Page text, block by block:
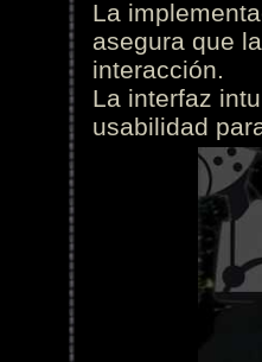
La
asegura que
interacción.
La interfaz
usabilidad